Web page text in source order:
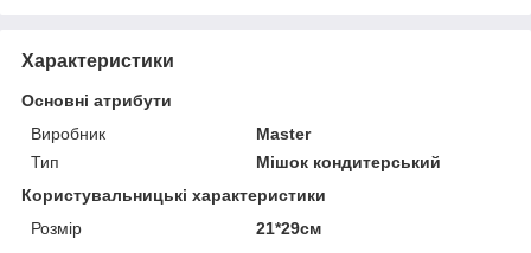
Характеристики
Основні атрибути
Виробник
Master
Тип
Мішок кондитерський
Користувальницькі характеристики
Розмір
21*29см